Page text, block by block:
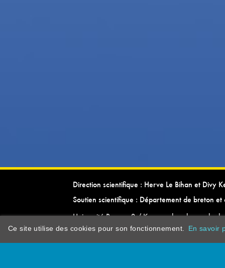
Direction scientifique : Herve Le Bihan et Divy
Soutien scientifique : Département de breton et
Université Rennes 2 / Kevrenn brezhoneg ha
Ce site utilise des cookies pour son fonctionnement. En savoir